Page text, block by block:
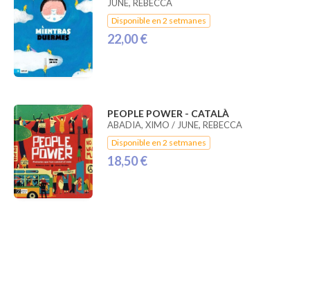
JUNE, REBECCA
Disponible en 2 setmanes
22,00 €
PEOPLE POWER - CATALÀ
ABADIA, XIMO / JUNE, REBECCA
Disponible en 2 setmanes
18,50 €